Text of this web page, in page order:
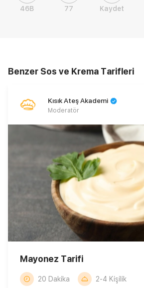
46B 77 Kaydet
Benzer Sos ve Krema Tarifleri
Kısık Ateş Akademi
Moderatör
Mayonez Tarifi
20 Dakika 2-4 Kişilik